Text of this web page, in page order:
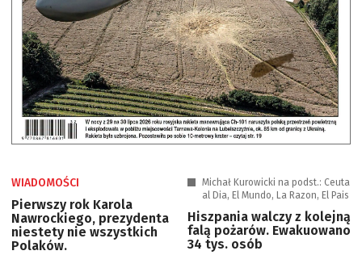
WIADOMOŚCI
Pierwszy rok Karola
Nawrockiego, prezydenta
niestety nie wszystkich
Polaków.
Michał Kurowicki na podst.: Ceuta
al Dia, El Mundo, La Razon, El Pais
Hiszpania walczy z kolejną
falą pożarów. Ewakuowano
34 tys. osób